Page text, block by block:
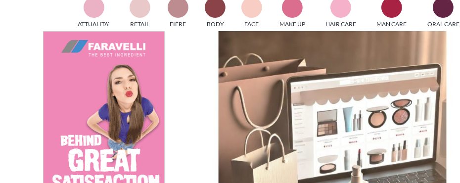
TESPI MEDIAGROUP racchiude un pool di società di comunicazione
ed editrici specializzate nell’informazione b2b. Edizioni Turbo, in
informazione che coinvolgono gli attori nei settori beauty, food,
technology, entertainment e sport.
Stay tuned!
LE RIVISTE
Scroll Down
ATTUALITA’ RETAIL FIERE BODY FACE MAKE UP HAIR CARE MAN CARE ORAL CARE